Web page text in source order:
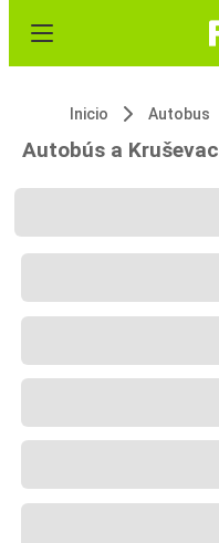
Inicio Autobus
Autobús a Kruševac